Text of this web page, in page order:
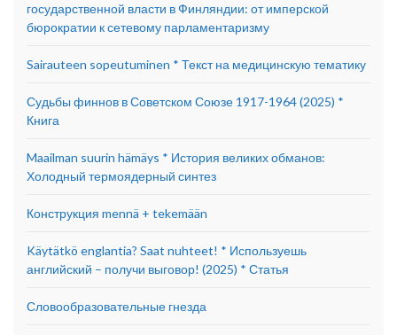
государственной власти в Финляндии: от имперской
бюрократии к сетевому парламентаризму
Sairauteen sopeutuminen * Текст на медицинскую тематику
Судьбы финнов в Советском Союзе 1917-1964 (2025) *
Книга
Maailman suurin hämäys * История великих обманов:
Холодный термоядерный синтез
Конструкция mennä + tekemään
Käytätkö englantia? Saat nuhteet! * Используешь
английский – получи выговор! (2025) * Статья
Словообразовательные гнезда